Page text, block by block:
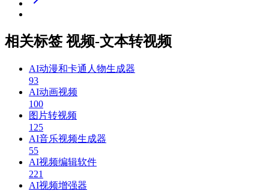
相关标签 视频-文本转视频
AI动漫和卡通人物生成器
93
AI动画视频
100
图片转视频
125
AI音乐视频生成器
55
AI视频编辑软件
221
AI视频增强器